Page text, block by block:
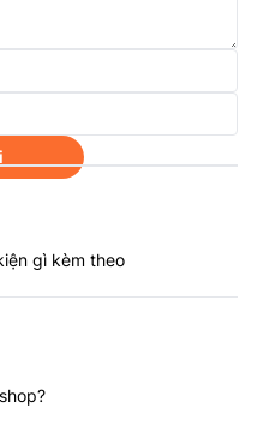
hợp chế độ ECO liên
năng để giảm thiểu
vẫn duy trì một môi
gì kèm theo